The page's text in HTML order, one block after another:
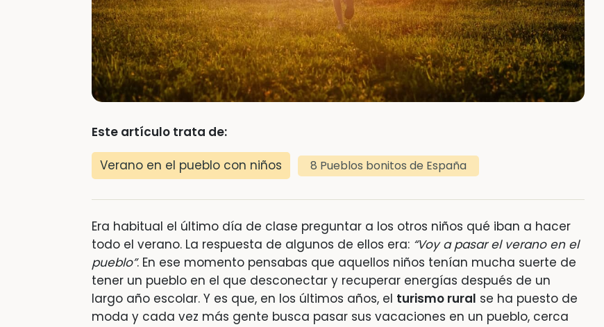
Este artículo trata de:
Verano en el pueblo con niños
8 Pueblos bonitos de España
Era habitual el último día de clase preguntar a los otros niños qué iban a hacer
todo el verano. La respuesta de algunos de ellos era: “Voy a pasar el verano en el
pueblo”. En ese momento pensabas que aquellos niños tenían mucha suerte de
tener un pueblo en el que desconectar y recuperar energías después de un
largo año escolar. Y es que, en los últimos años, el turismo rural se ha puesto de
moda y cada vez más gente busca pasar sus vacaciones en un pueblo, cerca